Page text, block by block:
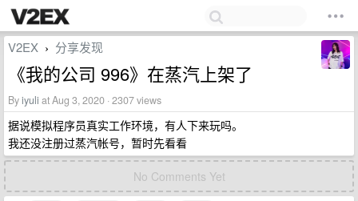
V2EX › 分享发现
《我的公司 996》在蒸汽上架了
Byiyuli at Aug 3, 2020 · 2307 views
据说模拟程序员真实工作环境，有人下来玩吗。
我还没注册过蒸汽帐号，暂时先看看
No Comments Yet